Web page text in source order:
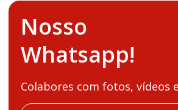
Nosso
Whatsapp!
Colabores com fotos, vídeos